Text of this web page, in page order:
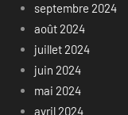
septembre 2024
août 2024
juillet 2024
juin 2024
mai 2024
avril 2024